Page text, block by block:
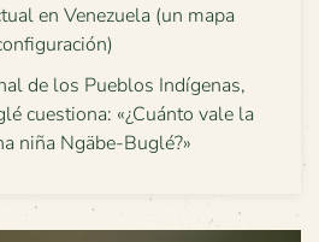
en Venezuela (un mapa
de los Pueblos Indígenas,
cuestiona: «¿Cuánto vale la
niña Ngäbe-Buglé?»